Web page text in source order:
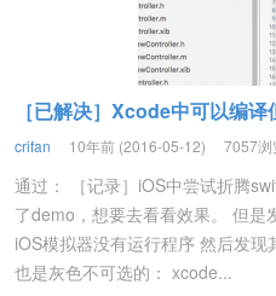
［已解决］Xcode中可以编
crifan 10年前 (2016-05-12) 7057浏
通过： ［记录］iOS中尝试折腾
了demo，想要去看看效果。 但是
iOS模拟器没有运行程序 然后发
也是灰色不可选的： xcode...